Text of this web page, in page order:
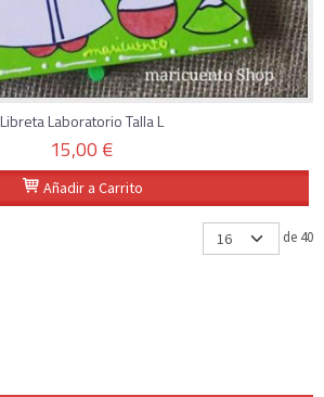
Libreta Laboratorio Talla L
15,00 €
Añadir a Carrito
de 40